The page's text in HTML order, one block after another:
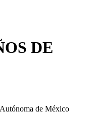
DE
de México